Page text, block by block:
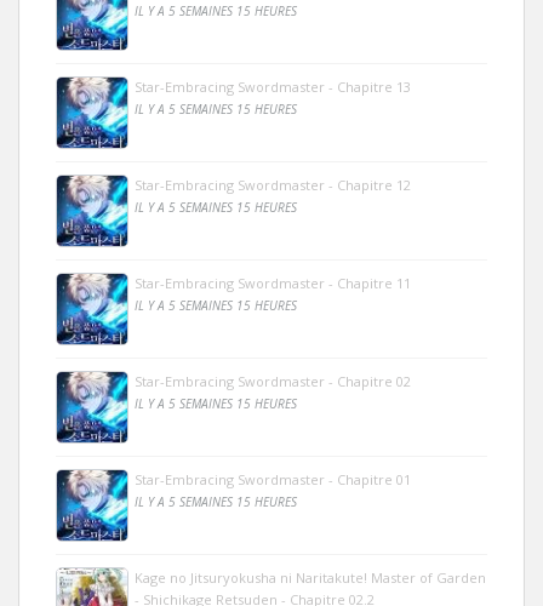
IL Y A 5 SEMAINES 15 HEURES
Star-Embracing Swordmaster - Chapitre 13
IL Y A 5 SEMAINES 15 HEURES
Star-Embracing Swordmaster - Chapitre 12
IL Y A 5 SEMAINES 15 HEURES
Star-Embracing Swordmaster - Chapitre 11
IL Y A 5 SEMAINES 15 HEURES
Star-Embracing Swordmaster - Chapitre 02
IL Y A 5 SEMAINES 15 HEURES
Star-Embracing Swordmaster - Chapitre 01
IL Y A 5 SEMAINES 15 HEURES
Kage no Jitsuryokusha ni Naritakute! Master of Garden
- Shichikage Retsuden - Chapitre 02.2